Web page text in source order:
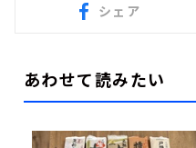
シェア
あわせて読みたい